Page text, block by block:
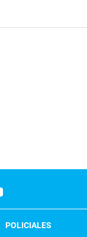
POLICIALES